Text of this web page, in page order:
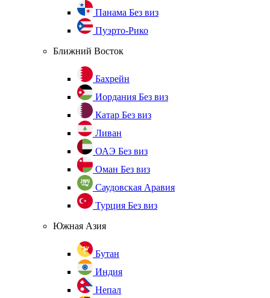
Панама Без виз
Пуэрто-Рико
Ближний Восток
Бахрейн
Иордания Без виз
Катар Без виз
Ливан
ОАЭ Без виз
Оман Без виз
Саудовская Аравия
Турция Без виз
Южная Азия
Бутан
Индия
Непал